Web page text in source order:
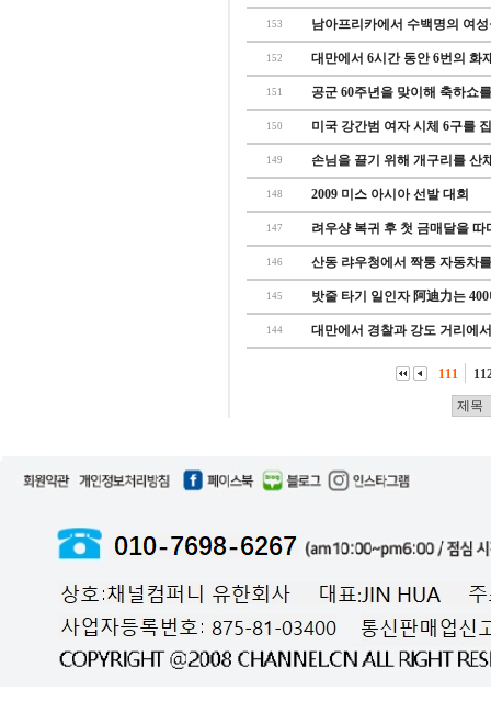
153 남아프리카에서 수백명의 여
152 대만에서 6시간 동안 6번의 화
151 공군 60주년을 맞이해 축하쇼
150 미국 강간범 여자 시체 6구를
149 손님을 끌기 위해 개구리를 산
148 2009 미스 아시아 선발 대회
147 려우샹 복귀 후 첫 금매달을 따
146 산동 랴우청에서 짝퉁 자동차
145 밧줄 타기 일인자 阿迪力는
144 대만에서 경찰과 강도 거리에
111